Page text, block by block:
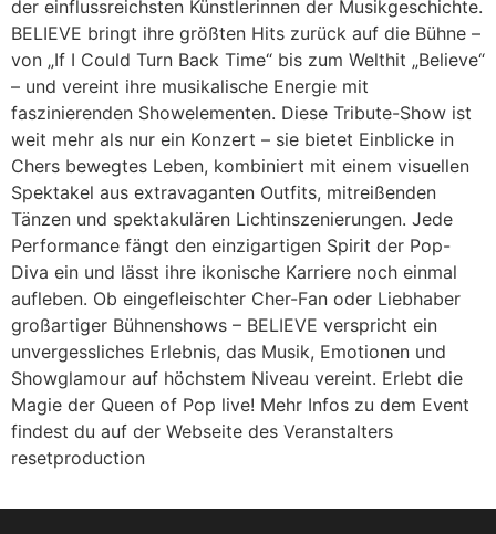
der einflussreichsten Künstlerinnen der Musikgeschichte.
BELIEVE bringt ihre größten Hits zurück auf die Bühne –
von „If I Could Turn Back Time“ bis zum Welthit „Believe“
– und vereint ihre musikalische Energie mit
faszinierenden Showelementen. Diese Tribute-Show ist
weit mehr als nur ein Konzert – sie bietet Einblicke in
Chers bewegtes Leben, kombiniert mit einem visuellen
Spektakel aus extravaganten Outfits, mitreißenden
Tänzen und spektakulären Lichtinszenierungen. Jede
Performance fängt den einzigartigen Spirit der Pop-
Diva ein und lässt ihre ikonische Karriere noch einmal
aufleben. Ob eingefleischter Cher-Fan oder Liebhaber
großartiger Bühnenshows – BELIEVE verspricht ein
unvergessliches Erlebnis, das Musik, Emotionen und
Showglamour auf höchstem Niveau vereint. Erlebt die
Magie der Queen of Pop live! Mehr Infos zu dem Event
findest du auf der Webseite des Veranstalters
resetproduction